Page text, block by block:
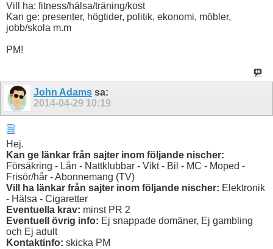
Vill ha: fitness/hälsa/träning/kost
Kan ge: presenter, högtider, politik, ekonomi, möbler,
jobb/skola m.m
PM!
John Adams sa:
2014-04-29 10:19
Hej.
Kan ge länkar från sajter inom följande nischer:
Försäkring - Lån - Nattklubbar - Vikt - Bil - MC - Moped -
Frisör/hår - Abonnemang (TV)
Vill ha länkar från sajter inom följande nischer: Elektronik
- Hälsa - Cigaretter
Eventuella krav: minst PR 2
Eventuell övrig info: Ej snappade domäner, Ej gambling
och Ej adult
Kontaktinfo: skicka PM